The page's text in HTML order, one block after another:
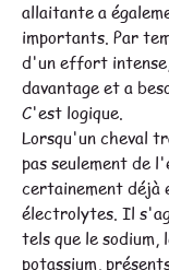
allaitante a
importants. Par
d'un effort
davantage et a
C'est logique.
Lorsqu'un cheval
pas seulement de
certainement déjà
électrolytes. Il
tels que le
potassium,